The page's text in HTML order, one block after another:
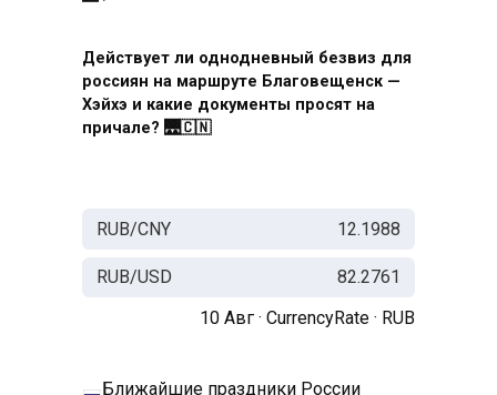
Действует ли однодневный безвиз для
россиян на маршруте Благовещенск —
Хэйхэ и какие документы просят на
причале? 🌉🇨🇳
RUB/CNY 12.1988
RUB/USD
82.2761
10 Авг · CurrencyRate · RUB
Ближайшие праздники России